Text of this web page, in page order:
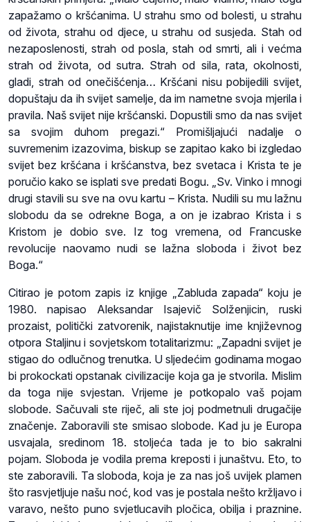
zapažamo o kršćanima. U strahu smo od bolesti, u strahu
od života, strahu od djece, u strahu od susjeda. Stah od
nezaposlenosti, strah od posla, stah od smrti, ali i većma
strah od života, od sutra. Strah od sila, rata, okolnosti,
gladi, strah od onečišćenja… Kršćani nisu pobijedili svijet,
dopuštaju da ih svijet samelje, da im nametne svoja mjerila i
pravila. Naš svijet nije kršćanski. Dopustili smo da nas svijet
sa svojim duhom pregazi.“ Promišljajući nadalje o
suvremenim izazovima, biskup se zapitao kako bi izgledao
svijet bez kršćana i kršćanstva, bez svetaca i Krista te je
poručio kako se isplati sve predati Bogu. „Sv. Vinko i mnogi
drugi stavili su sve na ovu kartu – Krista. Nudili su mu lažnu
slobodu da se odrekne Boga, a on je izabrao Krista i s
Kristom je dobio sve. Iz tog vremena, od Francuske
revolucije naovamo nudi se lažna sloboda i život bez
Boga.“
Citirao je potom zapis iz knjige „Zabluda zapada“ koju je
1980. napisao Aleksandar Isajevič Solženjicin, ruski
prozaist, politički zatvorenik, najistaknutije ime književnog
otpora Staljinu i sovjetskom totalitarizmu: „Zapadni svijet je
stigao do odlučnog trenutka. U sljedećim godinama mogao
bi prokockati opstanak civilizacije koja ga je stvorila. Mislim
da toga nije svjestan. Vrijeme je potkopalo vaš pojam
slobode. Sačuvali ste riječ, ali ste joj podmetnuli drugačije
značenje. Zaboravili ste smisao slobode. Kad ju je Europa
usvajala, sredinom 18. stoljeća tada je to bio sakralni
pojam. Sloboda je vodila prema kreposti i junaštvu. Eto, to
ste zaboravili. Ta sloboda, koja je za nas još uvijek plamen
što rasvjetljuje našu noć, kod vas je postala nešto kržljavo i
varavo, nešto puno svjetlucavih pločica, obilja i praznine.